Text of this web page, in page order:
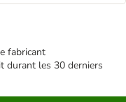
fabricant
durant les 30 derniers